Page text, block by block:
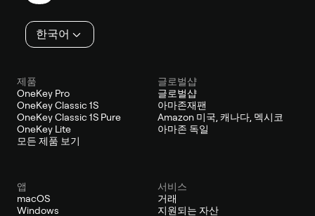
한국어
제품
OneKey Pro
OneKey Classic 1S
OneKey Classic 1S Pure
OneKey Lite
모든 제품 보기
글로벌샵
글로벌샵
아마존재팬
Amazon 미국, 캐나다, 멕시코
아마존 독일
앱
macOS
Windows
서비스
거래
지원되는 자산